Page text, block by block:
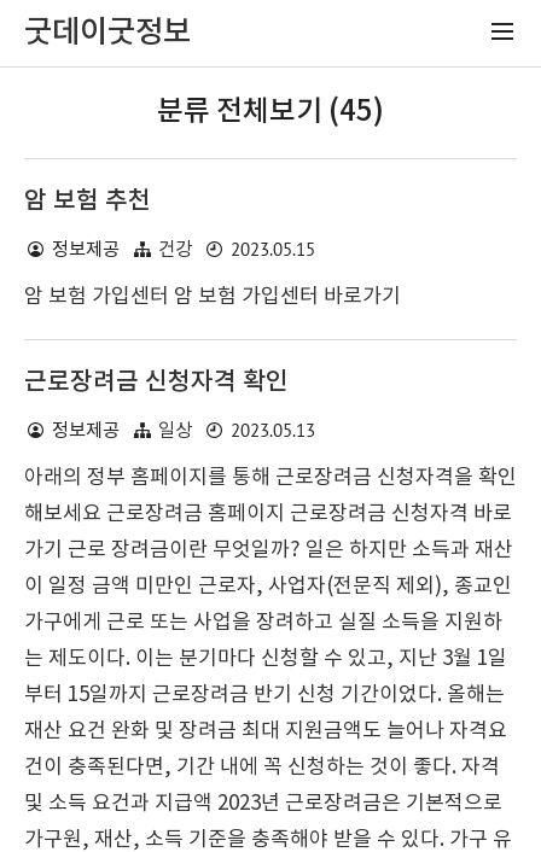
굿데이굿정보
분류 전체보기 (45)
암 보험 추천
정보제공 건강
2023.05.15
암 보험 가입센터 암 보험 가입센터 바로가기
근로장려금 신청자격 확인
정보제공 일상
2023.05.13
아래의 정부 홈페이지를 통해 근로장려금 신청자격을 확인
해보세요 근로장려금 홈페이지 근로장려금 신청자격 바로
가기 근로 장려금이란 무엇일까? 일은 하지만 소득과 재산
이 일정 금액 미만인 근로자, 사업자(전문직 제외), 종교인
가구에게 근로 또는 사업을 장려하고 실질 소득을 지원하
는 제도이다. 이는 분기마다 신청할 수 있고, 지난 3월 1일
부터 15일까지 근로장려금 반기 신청 기간이었다. 올해는
재산 요건 완화 및 장려금 최대 지원금액도 늘어나 자격요
건이 충족된다면, 기간 내에 꼭 신청하는 것이 좋다. 자격
및 소득 요건과 지급액 2023년 근로장려금은 기본적으로
가구원, 재산, 소득 기준을 충족해야 받을 수 있다. 가구 유